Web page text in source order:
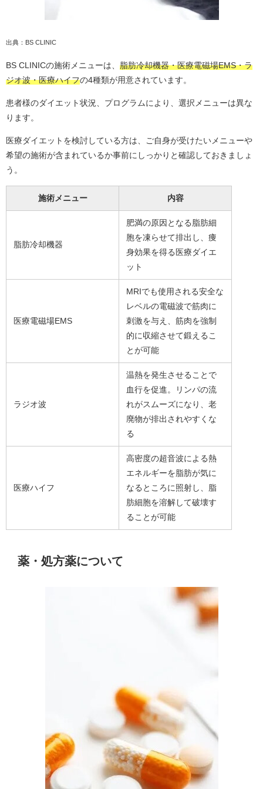
出典：BS CLINIC
BS CLINICの施術メニューは、 脂肪冷却機器・医療電磁場EMS・ラ
ジオ波・医療ハイフの4種類が用意されています。
患者様のダイエット状況、プログラムにより、選択メニューは異な
ります。
医療ダイエットを検討している方は、ご自身が受けたいメニューや
希望の施術が含まれているか事前にしっかりと確認しておきましょ
う。
施術メニュー 内容
脂肪冷却機器
肥満の原因となる脂肪細
胞を凍らせて排出し、痩
身効果を得る医療ダイエ
ット
医療電磁場EMS
MRIでも使用される安全な
レベルの電磁波で筋肉に
刺激を与え、筋肉を強制
的に収縮させて鍛えるこ
とが可能
ラジオ波
温熱を発生させることで
血行を促進。リンパの流
れがスムーズになり、老
廃物が排出されやすくな
る
医療ハイフ
高密度の超音波による熱
エネルギーを脂肪が気に
なるところに照射し、脂
肪細胞を溶解して破壊す
ることが可能
薬・処方薬について